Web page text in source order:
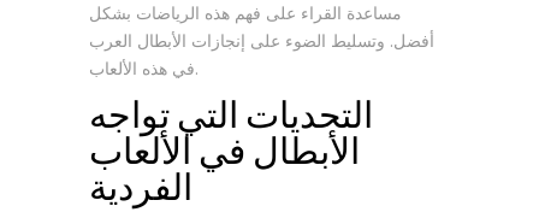
مساعدة القراء على فهم هذه الرياضات بشكل
أفضل. وتسليط الضوء على إنجازات الأبطال العرب
في هذه الألعاب.
التحديات التي تواجه
الأبطال في الألعاب
الفردية